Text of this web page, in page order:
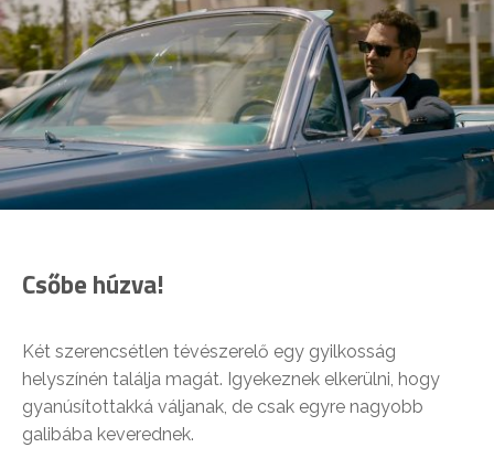
Csőbe húzva!
Két szerencsétlen tévészerelő egy gyilkosság
helyszínén találja magát. Igyekeznek elkerülni, hogy
gyanúsítottakká váljanak, de csak egyre nagyobb
galibába keverednek.